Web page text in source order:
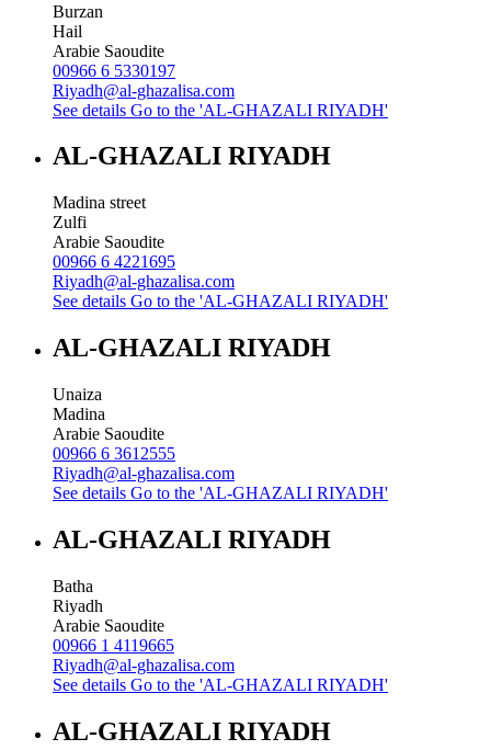
Burzan
Hail
Arabie Saoudite
00966 6 5330197
Riyadh@al-ghazalisa.com
See details Go to the 'AL-GHAZALI RIYADH'
AL-GHAZALI RIYADH
Madina street
Zulfi
Arabie Saoudite
00966 6 4221695
Riyadh@al-ghazalisa.com
See details Go to the 'AL-GHAZALI RIYADH'
AL-GHAZALI RIYADH
Unaiza
Madina
Arabie Saoudite
00966 6 3612555
Riyadh@al-ghazalisa.com
See details Go to the 'AL-GHAZALI RIYADH'
AL-GHAZALI RIYADH
Batha
Riyadh
Arabie Saoudite
00966 1 4119665
Riyadh@al-ghazalisa.com
See details Go to the 'AL-GHAZALI RIYADH'
AL-GHAZALI RIYADH